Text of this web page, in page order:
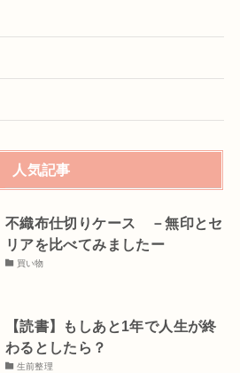
人気記事
不織布仕切りケース －無印とセ
リアを比べてみましたー
買い物
【読書】もしあと1年で人生が終
わるとしたら？
生前整理